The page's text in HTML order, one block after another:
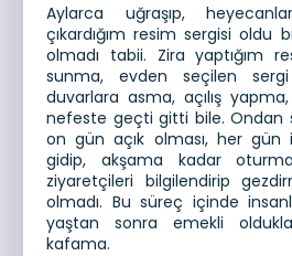
Aylarca uğraşıp,
çıkardığım resim sergisi oldu
olmadı tabii. Zira yaptığım
sunma, evden seçilen
duvarlara asma, açılış
nefeste geçti gitti bile. Ondan
on gün açık olması, her
gidip, akşama kadar
ziyaretçileri bilgilendirip
olmadı. Bu süreç içinde
yaştan sonra emekli
kafama.